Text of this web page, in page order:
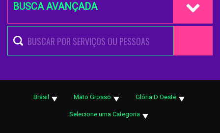
BUSCA AVANÇADA
Brasil Mato Grosso Glória D Oeste
Selecione uma Categoria